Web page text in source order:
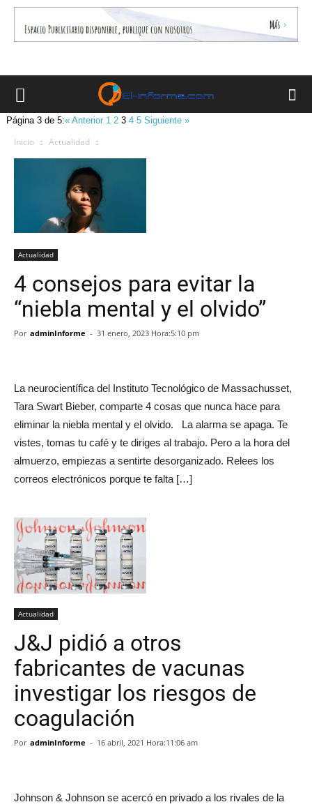
Página 3 de 5:« Anterior 1 2 34 5 Siguiente »
Inicio Actualidad
Actualidad
4 consejos para evitar la
“niebla mental y el olvido”
Por adminInforme - 31 enero, 2023 Hora:5:10 pm
La neurocientífica del Instituto Tecnológico de Massachusset,
Tara Swart Bieber, comparte 4 cosas que nunca hace para
eliminar la niebla mental y el olvido. La alarma se apaga. Te
vistes, tomas tu café y te diriges al trabajo. Pero a la hora del
almuerzo, empiezas a sentirte desorganizado. Relees los
correos electrónicos porque te falta […]
Actualidad
J&J pidió a otros
fabricantes de vacunas
investigar los riesgos de
coagulación
Por adminInforme - 16 abril, 2021 Hora:11:06 am
Johnson & Johnson se acercó en privado a los rivales de la